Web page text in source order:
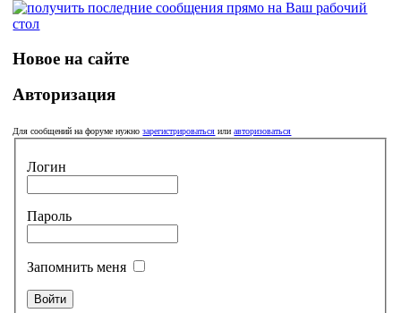
Новое на сайте
Авторизация
Для сообщений на форуме нужнозарегистрироваться илиавторизоваться
Логин
Пароль
Запомнить меня